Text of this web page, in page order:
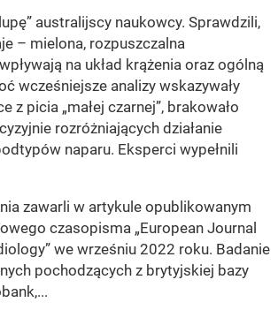
australijscy naukowcy. Sprawdzili,
– mielona, rozpuszczalna
na układ krążenia oraz ogólną
wcześniejsze analizy wskazywały
z picia „małej czarnej”, brakowało
rozróżniających działanie
naparu. Eksperci wypełnili
zawarli w artykule opublikowanym
czasopisma „European Journal
we wrześniu 2022 roku. Badanie
pochodzących z brytyjskiej bazy